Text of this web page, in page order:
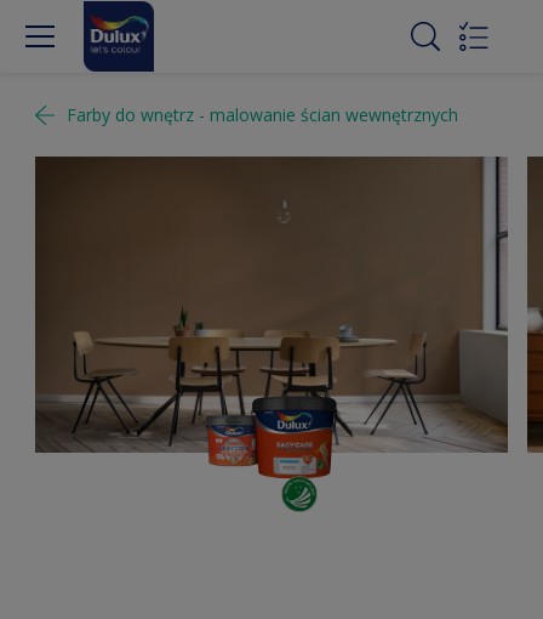
Farby do wnętrz - malowanie ścian wewnętrznych